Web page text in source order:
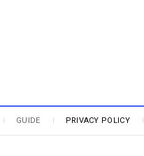
GUIDE PRIVACY POLICY